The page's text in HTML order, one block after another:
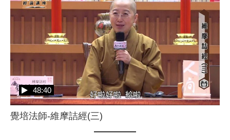
覺培法師-維摩詰經(三)
48:40